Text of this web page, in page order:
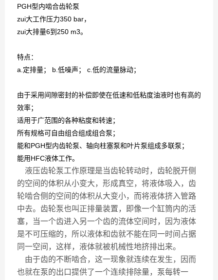
PGH型内啮合齿轮泵
zui大工作压力350 bar，
zui大排量6到250 m3。
特点：
a.定排量； b.低噪声； c.低的流量脉动；
由于采用间隙密封的补偿即使在低速和低粘度油液时也有高的
效率；
适用于广范围的各种粘度和转速；
所有规格可自由组合组成组合泵；
能和PGH型内齿轮泵、轴向柱塞泵和叶片泵组成多联泵；
能用HFC液体工作。
液压齿轮泵工作原理是当齿轮转动时，齿轮脱开侧
的空间的体积从小变大，形成真空，将液体吸入，齿
轮啮合侧的空间的体积从大变小，而将液体挤入管路
中去。齿轮泵也叫正排量装置，即像一个缸筒内的活
塞，当一个齿进入另一个齿的流体空间时，因为液体
是不可压缩的，所以液体和齿就不能在同一时间占据
同一空间，这样，液体就被机械性地挤排出来。
由于齿的不断啮合，这一现象就连续在发生，因而
也就在泵的出口提供了一个连续排除量，泵每转一